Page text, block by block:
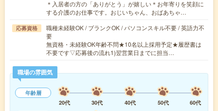
＊入居者の方の「ありがとう」が嬉しい＊お年寄りを笑顔に
する介護のお仕事です。おじいちゃん、おばあちゃ…
応募資格
職種未経験OK / ブランクOK / パソコンスキル不要 / 英語力不
要
無資格・未経験OK年齢不問★10名以上採用予定★履歴書は
不要です▽応募後の流れ1)翌営業日までに担当…
職場の雰囲気
年齢層
20代
30代 40代 50代
60代